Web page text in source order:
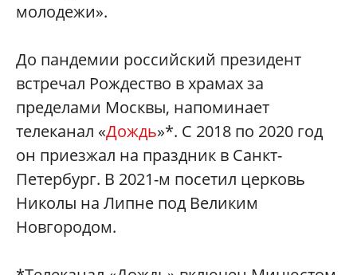
молодежи».
До пандемии российский президент
встречал Рождество в храмах за
пределами Москвы, напоминает
телеканал «Дождь»*. С 2018 по 2020 год
он приезжал на праздник в Санкт-
Петербург. В 2021-м посетил церковь
Николы на Липне под Великим
Новгородом.